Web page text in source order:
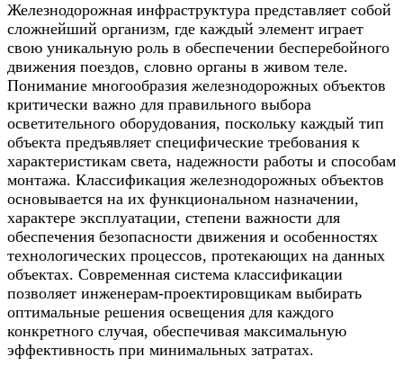
Железнодорожная инфраструктура представляет собой
сложнейший организм, где каждый элемент играет
свою уникальную роль в обеспечении бесперебойного
движения поездов, словно органы в живом теле.
Понимание многообразия железнодорожных объектов
критически важно для правильного выбора
осветительного оборудования, поскольку каждый тип
объекта предъявляет специфические требования к
характеристикам света, надежности работы и способам
монтажа. Классификация железнодорожных объектов
основывается на их функциональном назначении,
характере эксплуатации, степени важности для
обеспечения безопасности движения и особенностях
технологических процессов, протекающих на данных
объектах. Современная система классификации
позволяет инженерам-проектировщикам выбирать
оптимальные решения освещения для каждого
конкретного случая, обеспечивая максимальную
эффективность при минимальных затратах.